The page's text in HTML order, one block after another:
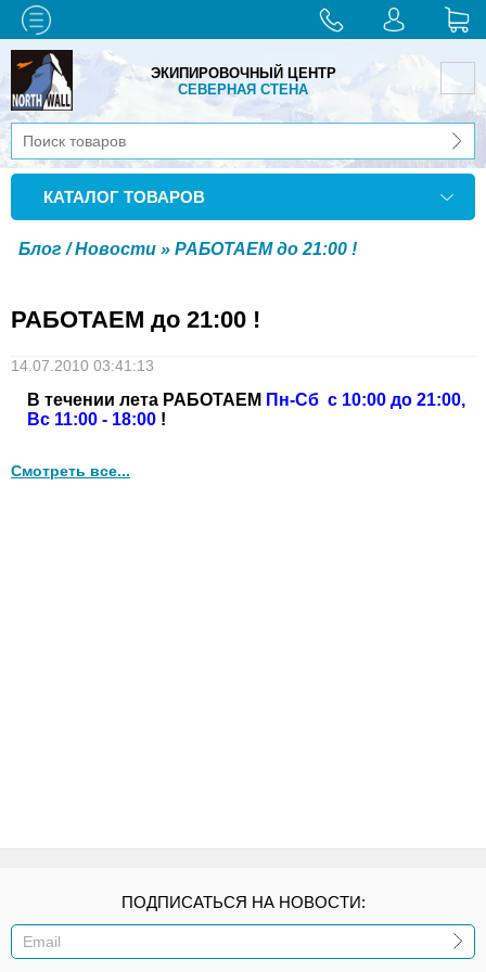
ЭКИПИРОВОЧНЫЙ ЦЕНТР
СЕВЕРНАЯ СТЕНА
КАТАЛОГ ТОВАРОВ
Блог / Новости » РАБОТАЕМ до 21:00 !
РАБОТАЕМ до 21:00 !
14.07.2010 03:41:13
В течении лета РАБОТАЕМ Пн-Сб с 10:00 до 21:00,
Вс 11:00 - 18:00 !
Смотреть все...
ПОДПИСАТЬСЯ НА НОВОСТИ: